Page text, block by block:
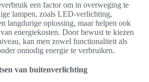
een factor om in overweging te
lampen, zoals LED-verlichting,
langdurige oplossing, maar helpen ook
energiekosten. Door bewust te kiezen
kan men zowel functionaliteit als
onnodig energie te verbruiken.
van buitenverlichting